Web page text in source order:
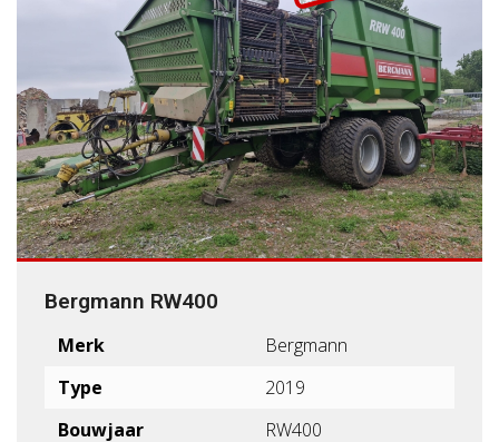
Bergmann RW400
Merk
Bergmann
Type
2019
Bouwjaar
RW400